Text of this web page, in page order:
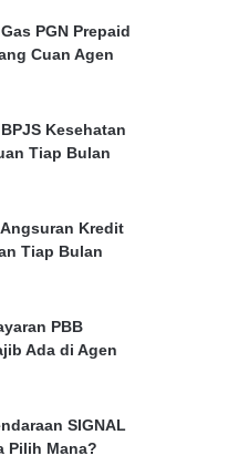
PGN Prepaid
Cuan Agen
Kesehatan
Tiap Bulan
Kredit
Tiap Bulan
PBB
Ada di Agen
SIGNAL
Pilih Mana?